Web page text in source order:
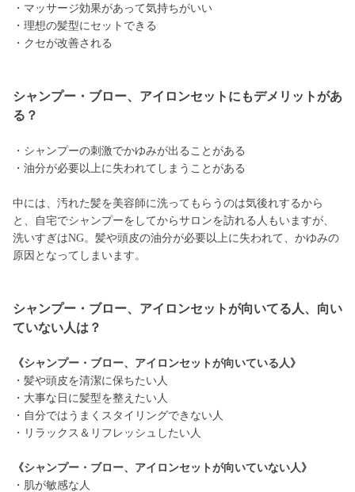
・マッサージ効果があって気持ちがいい
・理想の髪型にセットできる
・クセが改善される
シャンプー・ブロー、アイロンセットにもデメリットがあ
る？
・シャンプーの刺激でかゆみが出ることがある
・油分が必要以上に失われてしまうことがある
中には、汚れた髪を美容師に洗ってもらうのは気後れするから
と、自宅でシャンプーをしてからサロンを訪れる人もいますが、
洗いすぎはNG。髪や頭皮の油分が必要以上に失われて、かゆみの
原因となってしまいます。
シャンプー・ブロー、アイロンセットが向いてる人、向い
ていない人は？
《シャンプー・ブロー、アイロンセットが向いている人》
・髪や頭皮を清潔に保ちたい人
・大事な日に髪型を整えたい人
・自分ではうまくスタイリングできない人
・リラックス＆リフレッシュしたい人
《シャンプー・ブロー、アイロンセットが向いていない人》
・肌が敏感な人